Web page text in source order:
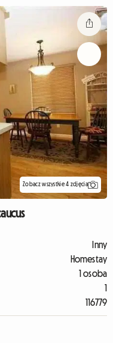
Zobacz wszystkie 4 zdjęcia
Inny
Homestay
1 osoba
1
116779